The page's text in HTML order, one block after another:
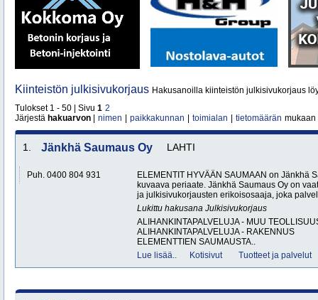
Kiinteistön julkisivukorjaus Hakusanoilla kiinteistön julkisivukorjaus
Tulokset 1 - 50 | Sivu 1 2
Järjestä hakuarvon nimen paikkakunnan toimialan tietomäärän mukaan
1. Jänkhä Saumaus Oy LAHTI
Puh. 0400 804 931
ELEMENTIT HYVÄÄN SAUMAAN on Jänkhä
kuvaava periaate. Jänkhä Saumaus Oy on
ja julkisivukorjausten erikoisosaaja, joka
Lukittu hakusana Julkisivukorjaus
ALIHANKINTAPALVELUJA - MUU
ALIHANKINTAPALVELUJA - RAKENNUS
ELEMENTTIEN SAUMAUSTA..
Lue lisää..
Kotisivut Tuotteet ja palvelut